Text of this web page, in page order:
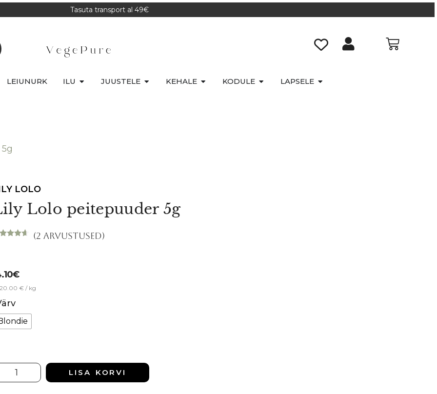
Tasuta transport al 49€
LEIUNURK ILU JUUSTELE KEHALE KODULE LAPSELE
LOLO
Lolo peitepuuder 5g
(2 arvustused)
€
€ / kg
LISA KORVI